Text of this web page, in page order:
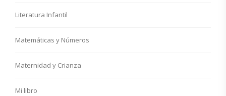
Literatura Infantil
Matemáticas y Números
Maternidad y Crianza
Mi libro